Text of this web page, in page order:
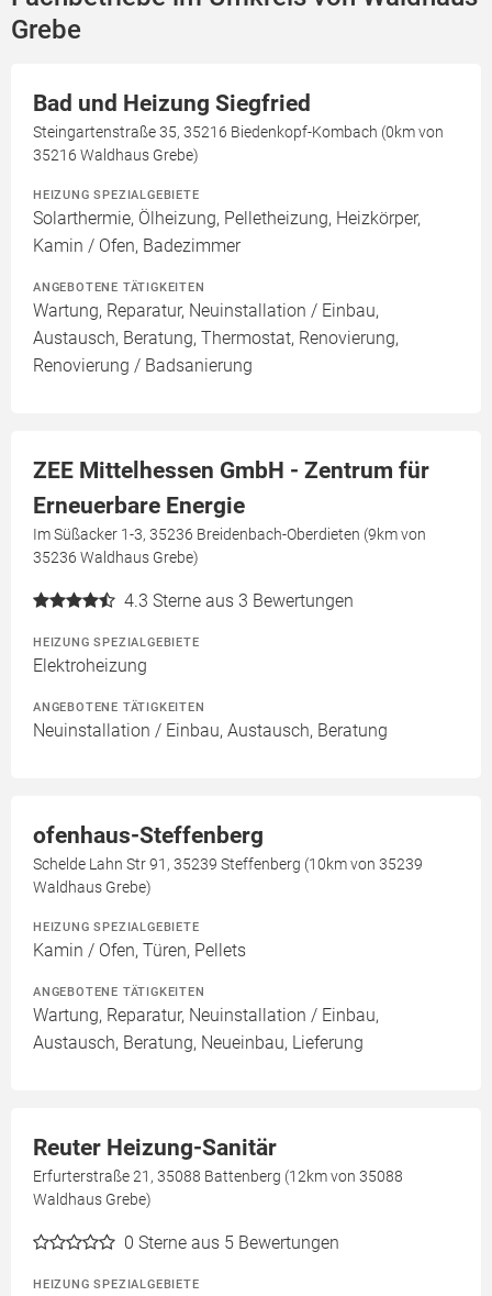
Grebe
Bad und Heizung Siegfried
Steingartenstraße 35, 35216 Biedenkopf-Kombach (0km von
35216 Waldhaus Grebe)
HEIZUNG SPEZIALGEBIETE
Solarthermie, Ölheizung, Pelletheizung, Heizkörper,
Kamin / Ofen, Badezimmer
ANGEBOTENE TÄTIGKEITEN
Wartung, Reparatur, Neuinstallation / Einbau,
Austausch, Beratung, Thermostat, Renovierung,
Renovierung / Badsanierung
ZEE Mittelhessen GmbH - Zentrum für
Erneuerbare Energie
Im Süßacker 1-3, 35236 Breidenbach-Oberdieten (9km von
35236 Waldhaus Grebe)
4.3 Sterne aus 3 Bewertungen
HEIZUNG SPEZIALGEBIETE
Elektroheizung
ANGEBOTENE TÄTIGKEITEN
Neuinstallation / Einbau, Austausch, Beratung
ofenhaus-Steffenberg
Schelde Lahn Str 91, 35239 Steffenberg (10km von 35239
Waldhaus Grebe)
HEIZUNG SPEZIALGEBIETE
Kamin / Ofen, Türen, Pellets
ANGEBOTENE TÄTIGKEITEN
Wartung, Reparatur, Neuinstallation / Einbau,
Austausch, Beratung, Neueinbau, Lieferung
Reuter Heizung-Sanitär
Erfurterstraße 21, 35088 Battenberg (12km von 35088
Waldhaus Grebe)
0 Sterne aus 5 Bewertungen
HEIZUNG SPEZIALGEBIETE